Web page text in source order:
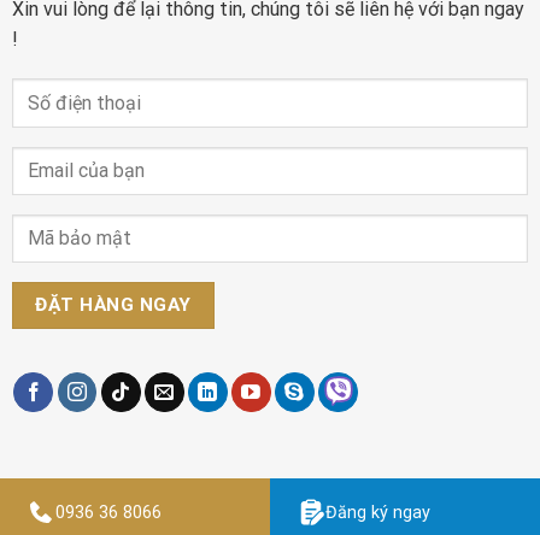
Xin vui lòng để lại thông tin, chúng tôi sẽ liên hệ với bạn ngay
!
Designed by Thiết kế website Findme
0936 36 8066 Đăng ký ngay